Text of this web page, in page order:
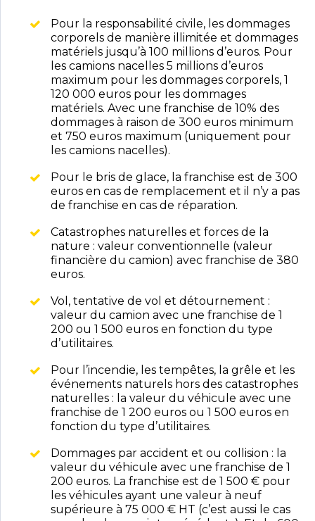
Pour la responsabilité civile, les dommages
corporels de manière illimitée et dommages
matériels jusqu’à 100 millions d’euros. Pour
les camions nacelles 5 millions d’euros
maximum pour les dommages corporels, 1
120 000 euros pour les dommages
matériels. Avec une franchise de 10% des
dommages à raison de 300 euros minimum
et 750 euros maximum (uniquement pour
les camions nacelles).
Pour le bris de glace, la franchise est de 300
euros en cas de remplacement et il n’y a pas
de franchise en cas de réparation.
Catastrophes naturelles et forces de la
nature : valeur conventionnelle (valeur
financière du camion) avec franchise de 380
euros.
Vol, tentative de vol et détournement :
valeur du camion avec une franchise de 1
200 ou 1 500 euros en fonction du type
d’utilitaires.
Pour l’incendie, les tempêtes, la grêle et les
événements naturels hors des catastrophes
naturelles : la valeur du véhicule avec une
franchise de 1 200 euros ou 1 500 euros en
fonction du type d’utilitaires.
Dommages par accident et ou collision : la
valeur du véhicule avec une franchise de 1
200 euros. La franchise est de 1 500 € pour
les véhicules ayant une valeur à neuf
supérieure à 75 000 € HT (c’est aussi le cas